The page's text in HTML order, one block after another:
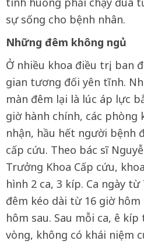
sự sống cho bệnh nhân.
Những đêm không ngủ
Ở nhiều khoa điều trị, ban
gian tương đối yên tĩnh.
màn đêm lại là lúc áp lực
giờ hành chính, các phòng
nhận, hầu hết người bệnh
cấp cứu. Theo bác sĩ
Trưởng Khoa Cấp cứu,
hình 2 ca, 3 kíp. Ca ngày từ
đêm kéo dài từ 16 giờ
hôm sau. Sau mỗi ca, ê
vòng, không có khái niệm